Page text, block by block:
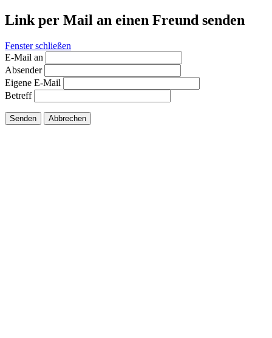
Link per Mail an einen Freund senden
Fenster schließen
E-Mail an
Absender
Eigene E-Mail
Betreff
Senden Abbrechen